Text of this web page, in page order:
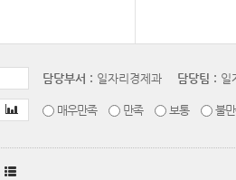
담당부서 : 일자리경제과 담당팀 : 일
매우만족 만족 보통 불